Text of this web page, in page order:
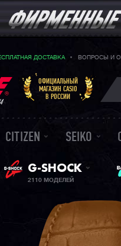
ДОСТАВКА ВОПРОСЫ И
ОФИЦИАЛЬНЫЙ
МАГАЗИН CASIO
В РОССИИ
CITIZEN SEIKO
G-SHOCK
2110 МОДЕЛЕЙ